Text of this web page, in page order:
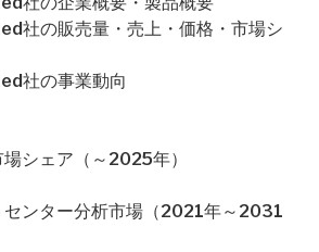
社の販売量・売上・価格・市場シ
社の事業動向
シェア（～2025年）
センター分析市場（2021年～2031